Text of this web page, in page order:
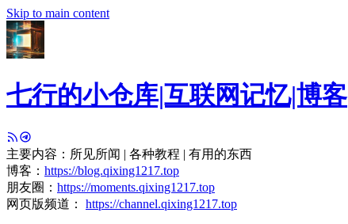
Skip to main content
七行的小仓库|互联网记忆|博客
主要内容：所见所闻 | 各种教程 | 有用的东西
博客： https://blog.qixing1217.top
朋友圈： https://moments.qixing1217.top
网页版频道： https://channel.qixing1217.top